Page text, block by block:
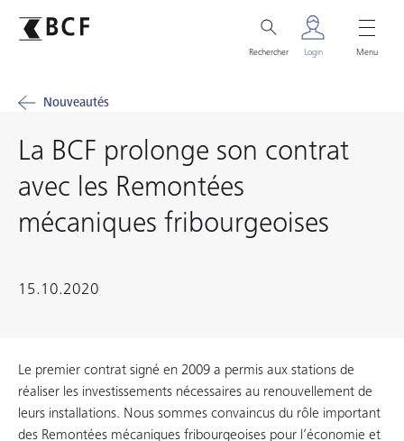
Rechercher Login Menu
Nouveautés
La BCF prolonge son contrat
avec les Remontées
mécaniques fribourgeoises
15.10.2020
Le premier contrat signé en 2009 a permis aux stations de
réaliser les investissements nécessaires au renouvellement de
leurs installations. Nous sommes convaincus du rôle important
des Remontées mécaniques fribourgeoises pour l’économie et